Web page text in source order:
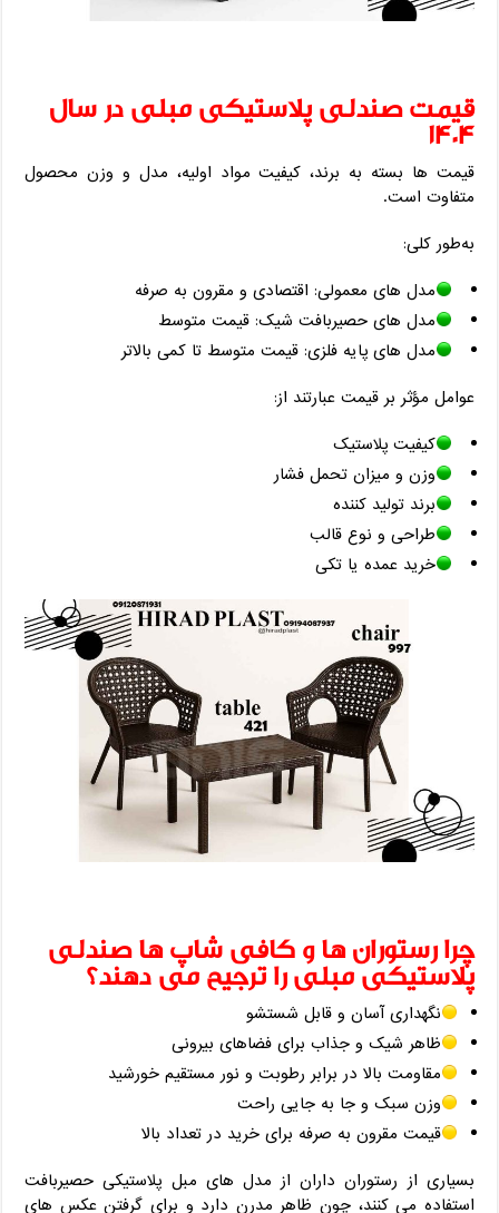
قیمت صندلی پلاستیکی مبلی در سال
1404
قیمت ‌ها بسته به برند، کیفیت مواد اولیه، مدل و وزن محصول
متفاوت است.
به‌طور کلی:
مدل‌ های معمولی: اقتصادی و مقرون ‌به ‌صرفه
مدل ‌های حصیربافت شیک: قیمت متوسط
مدل ‌های پایه فلزی: قیمت متوسط تا کمی بالاتر
عوامل مؤثر بر قیمت عبارتند از:
کیفیت پلاستیک
وزن و میزان تحمل فشار
برند تولید کننده
طراحی و نوع قالب
خرید عمده یا تکی
چرا رستوران ‌ها و کافی ‌شاپ‌ ها صندلی
پلاستیکی مبلی را ترجیح می ‌دهند؟
نگهداری آسان و قابل شستشو
ظاهر شیک و جذاب برای فضاهای بیرونی
مقاومت بالا در برابر رطوبت و نور مستقیم خورشید
وزن سبک و جا به ‌جایی راحت
قیمت مقرون ‌به‌ صرفه برای خرید در تعداد بالا
بسیاری از رستوران‌ داران از مدل‌ های مبل پلاستیکی حصیربافت
استفاده می‌ کنند، چون ظاهر مدرن دارد و برای گرفتن عکس ‌های